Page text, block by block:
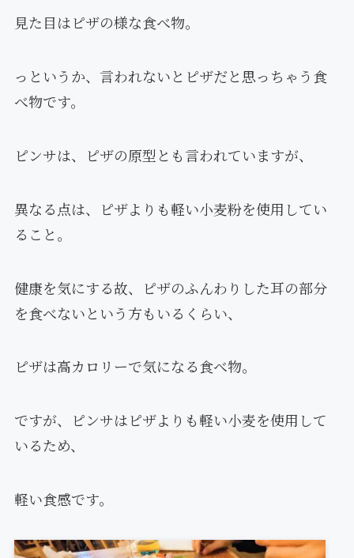
見た目はピザの様な食べ物。
っというか、言われないとピザだと思っちゃう食
べ物です。
ピンサは、ピザの原型とも言われていますが、
異なる点は、ピザよりも軽い小麦粉を使用してい
ること。
健康を気にする故、ピザのふんわりした耳の部分
を食べないという方もいるくらい、
ピザは高カロリーで気になる食べ物。
ですが、ピンサはピザよりも軽い小麦を使用して
いるため、
軽い食感です。